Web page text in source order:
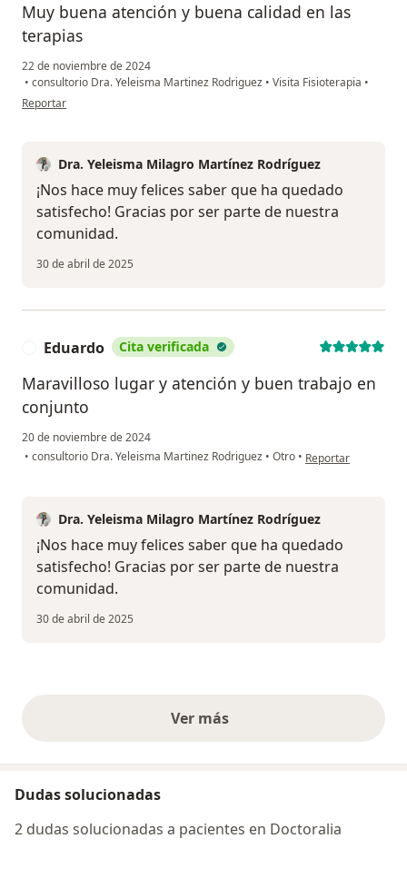
Muy buena atención y buena calidad en las
terapias
22 de noviembre de 2024
• consultorio Dra. Yeleisma Martinez Rodriguez • Visita Fisioterapia •
en opinión del usuario Juan Carlos Vargas Ávila
Reportar
Dra. Yeleisma Milagro Martínez Rodríguez
¡Nos hace muy felices saber que ha quedado
satisfecho! Gracias por ser parte de nuestra
comunidad.
30 de abril de 2025
Eduardo Cita verificada
Maravilloso lugar y atención y buen trabajo en
conjunto
20 de noviembre de 2024
• consultorio Dra. Yeleisma Martinez Rodriguez • Otro • en opinión del
Reportar
Dra. Yeleisma Milagro Martínez Rodríguez
¡Nos hace muy felices saber que ha quedado
satisfecho! Gracias por ser parte de nuestra
comunidad.
30 de abril de 2025
Ver másopiniones anteriores
Dudas solucionadas
2 dudas solucionadas a pacientes en Doctoralia